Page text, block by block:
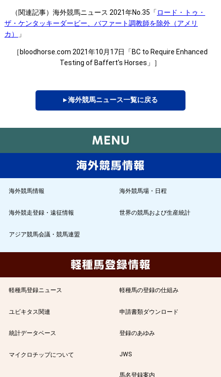
（関連記事）海外競馬ニュース 2021年No.35「 ロード・トゥ・
ザ・ケンタッキーダービー、バファート調教師を除外（アメリ
カ）
」
［bloodhorse.com 2021年10月17日「BC to Require Enhanced
Testing of Baffert's Horses」］
▸ 海外競馬ニュース一覧に戻る
海外競馬情報 海外競馬場・日程
海外競走登録・遠征情報 世界の競馬および生産統計
アジア競馬会議・競馬連盟
軽種馬登録ニュース 軽種馬の登録の仕組み
ユビキタス関連 申請書類ダウンロード
統計データベース 登録のあゆみ
マイクロチップについて JWS
馬名登録案内